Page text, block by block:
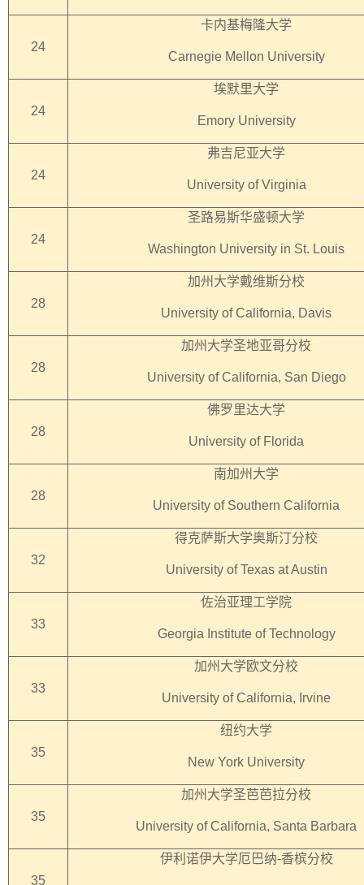
24
卡内基梅隆大学
Carnegie Mellon University
24
埃默里大学
Emory University
24
弗吉尼亚大学
University of Virginia
24
圣路易斯华盛顿大学
Washington University in St. Louis
28
加州大学戴维斯分校
University of California, Davis
28
加州大学圣地亚哥分校
University of California, San Diego
28
佛罗里达大学
University of Florida
28
南加州大学
University of Southern California
32
得克萨斯大学奥斯汀分校
University of Texas at Austin
33
佐治亚理工学院
Georgia Institute of Technology
33
加州大学欧文分校
University of California, Irvine
35
纽约大学
New York University
35
加州大学圣芭芭拉分校
University of California, Santa Barbara
35
伊利诺伊大学厄巴纳-香槟分校